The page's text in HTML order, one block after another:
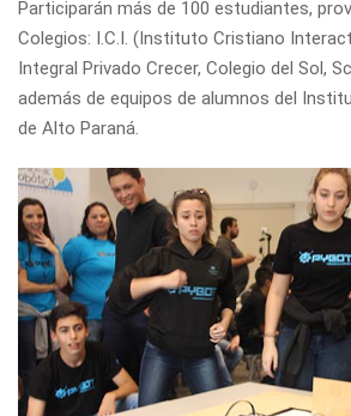
Participarán más de 100 estudiantes,
Colegios: I.C.I. (Instituto Cristiano
Integral Privado Crecer, Colegio del Sol,
además de equipos de alumnos del
de Alto Paraná.